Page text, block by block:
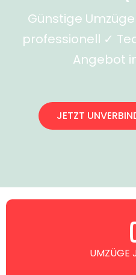
Günstige
professionell ✓
Angebot
JETZT
UMZÜGE